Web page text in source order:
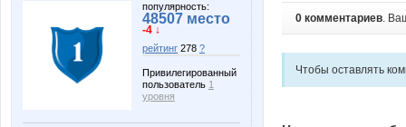
популярность:
48507 место
-4 ↓
рейтинг 278 ?
Привилегированный
пользователь 1
уровня
0 комментариев.
Чтобы оставлять